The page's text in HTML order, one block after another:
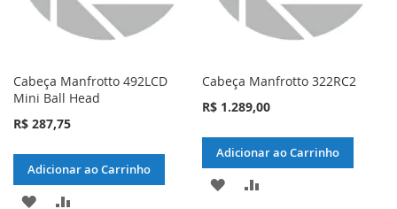
Cabeça Manfrotto 492LCD
Mini Ball Head
R$ 287,75
Adicionar ao Carrinho
ADICIONAR
Cabeça Manfrotto 322RC2
R$ 1.289,00
Adicionar ao Carrinho
ADICIONAR